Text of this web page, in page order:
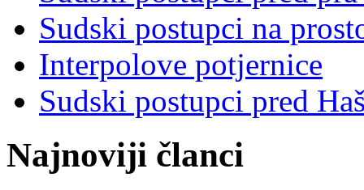
Sudski postupci na
Interpolove potjernice
Sudski postupci pred
Najnoviji članci